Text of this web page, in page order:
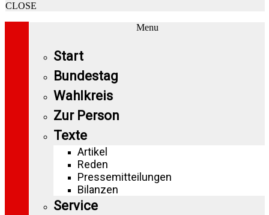
CLOSE
Menu
Start
Bundestag
Wahlkreis
Zur Person
Texte
Artikel
Reden
Pressemitteilungen
Bilanzen
Service